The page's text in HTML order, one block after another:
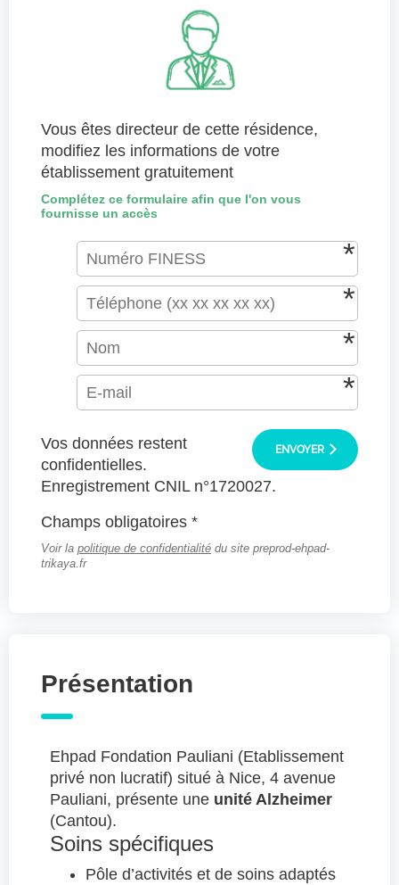
Vous êtes directeur de cette résidence,
modifiez les informations de votre
établissement gratuitement
Complétez ce formulaire afin que l'on vous
fournisse un accès
ENVOYER
Vos données restent
confidentielles.
Enregistrement CNIL n°1720027.
Champs obligatoires *
Voir la politique de confidentialité du site preprod-ehpad-
trikaya.fr
Présentation
Ehpad Fondation Pauliani (Etablissement
privé non lucratif) situé à Nice, 4 avenue
Pauliani, présente une unité Alzheimer
(Cantou).
Soins spécifiques
Pôle d’activités et de soins adaptés